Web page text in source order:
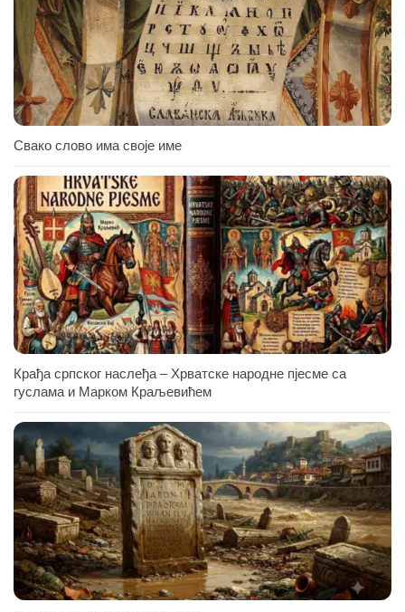
Свако слово има своје име
Крађа српског наслеђа – Хрватске народне пјесме са
гуслама и Марком Краљевићем